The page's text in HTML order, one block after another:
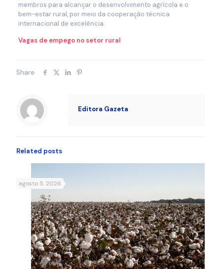
membros para alcançar o desenvolvimento agrícola e o
bem-estar rural, por meio da cooperação técnica
internacional de excelência.
Vagas de empego no setor rural
Share
Editora Gazeta
Related posts
agosto 5, 2026